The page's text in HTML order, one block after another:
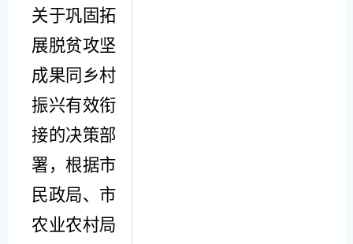
关于巩固拓
展脱贫攻坚
成果同乡村
振兴有效衔
接的决策部
署，根据市
民政局、市
农业农村局